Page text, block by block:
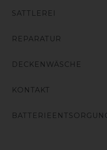
SATTLEREI
REPARATUR
DECKENWÄSCHE
KONTAKT